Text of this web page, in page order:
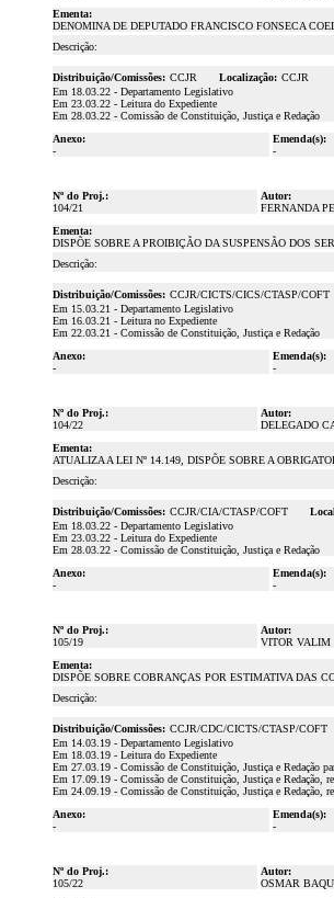
Ementa:
DENOMINA DE DEPUTADO FRANCISCO FONSECA
Descrição:
Distribuição/Comissões: CCJR Localização: CCJR
Em 18.03.22 - Departamento Legislativo
Em 23.03.22 - Leitura do Expediente
Em 28.03.22 - Comissão de Constituição, Justiça e Redação
Anexo:
-
Emenda(s):
-
Nº do Proj.:
104/21
Autor:
FERNANDA
Ementa:
DISPÕE SOBRE A PROIBIÇÃO DA SUSPENSÃO DOS
Descrição:
Distribuição/Comissões: CCJR/CICTS/CICS/CTASP/COFT
Em 15.03.21 - Departamento Legislativo
Em 16.03.21 - Leitura no Expediente
Em 22.03.21 - Comissão de Constituição, Justiça e Redação
Anexo:
-
Emenda(s):
-
Nº do Proj.:
104/22
Autor:
DELEGADO
Ementa:
ATUALIZA A LEI Nº 14.149, DISPÕE SOBRE A
Descrição:
Distribuição/Comissões: CCJR/CIA/CTASP/COFT
Em 18.03.22 - Departamento Legislativo
Em 23.03.22 - Leitura do Expediente
Em 28.03.22 - Comissão de Constituição, Justiça e Redação
Anexo:
-
Emenda(s):
-
Nº do Proj.:
105/19
Autor:
VITOR VALIM
Ementa:
DISPÕE SOBRE COBRANÇAS POR ESTIMATIVA DAS
Descrição:
Distribuição/Comissões: CCJR/CDC/CICTS/CTASP/COFT
Em 14.03.19 - Departamento Legislativo
Em 18.03.19 - Leitura do Expediente
Em 27.03.19 - Comissão de Constituição, Justiça e Redação
Em 17.09.19 - Comissão de Constituição, Justiça e
Em 24.09.19 - Comissão de Constituição, Justiça e Redação,
Anexo:
-
Emenda(s):
-
Nº do Proj.:
105/22
Autor:
OSMAR